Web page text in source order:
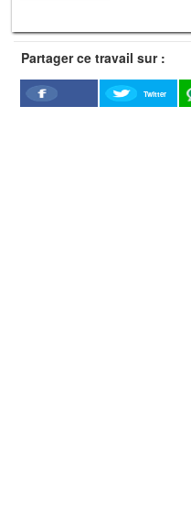
Partager ce travail sur :
Facebook
Twitter